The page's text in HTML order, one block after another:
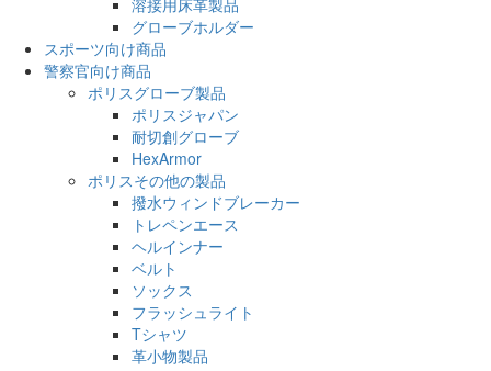
グローブホルダー
スポーツ向け商品
警察官向け商品
ポリスグローブ製品
ポリスジャパン
耐切創グローブ
HexArmor
ポリスその他の製品
撥水ウィンドブレーカー
トレペンエース
ヘルインナー
ベルト
ソックス
フラッシュライト
Tシャツ
革小物製品